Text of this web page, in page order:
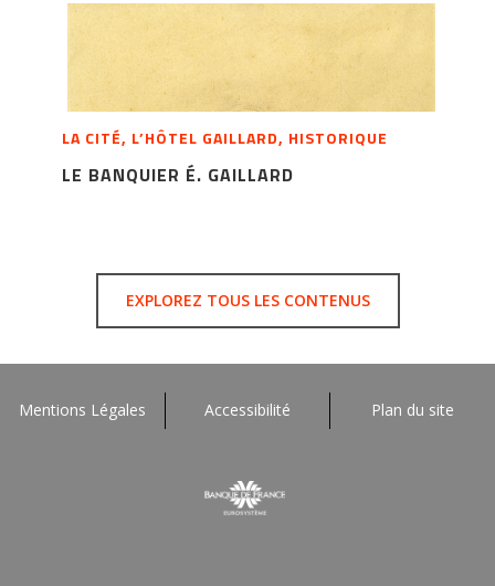
LA CITÉ, L’HÔTEL GAILLARD, HISTORIQUE
LE BANQUIER É. GAILLARD
EXPLOREZ TOUS LES CONTENUS
Mentions Légales Accessibilité Plan du site